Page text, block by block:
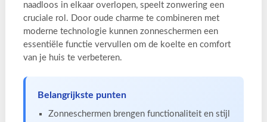
naadloos in elkaar overlopen, speelt zonwering een
cruciale rol. Door oude charme te combineren met
moderne technologie kunnen zonneschermen een
essentiële functie vervullen om de koelte en comfort
van je huis te verbeteren.
Belangrijkste punten
Zonneschermen brengen functionaliteit en stijl